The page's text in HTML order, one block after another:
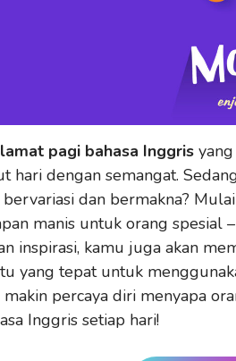
pagi bahasa Inggris
hari dengan semangat.
dan bermakna?
manis untuk orang spesial
inspirasi, kamu juga akan
yang tepat untuk
percaya diri menyapa
Inggris setiap hari!